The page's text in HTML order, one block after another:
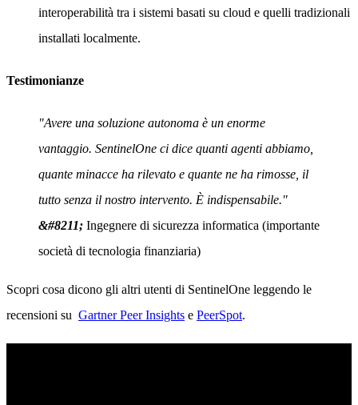
interoperabilità tra i sistemi basati su cloud e quelli tradizionali
installati localmente.
Testimonianze
"Avere una soluzione autonoma è un enorme
vantaggio. SentinelOne ci dice quanti agenti abbiamo,
quante minacce ha rilevato e quante ne ha rimosse, il
tutto senza il nostro intervento. È indispensabile."
&#8211; Ingegnere di sicurezza informatica (importante
società di tecnologia finanziaria)
Scopri cosa dicono gli altri utenti di SentinelOne leggendo le
recensioni su Gartner Peer Insights e PeerSpot.